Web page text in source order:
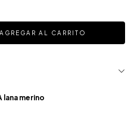
lana merino